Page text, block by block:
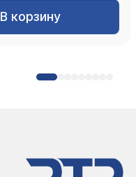
В корзину